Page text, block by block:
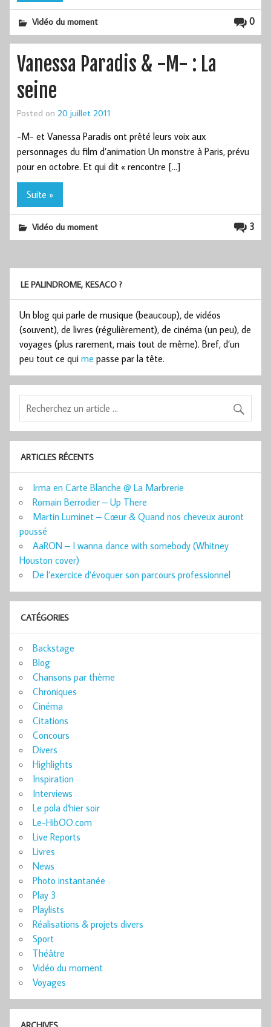
0
Vidéo du moment
Vanessa Paradis & -M- : La
seine
Posted on 20 juillet 2011
-M- et Vanessa Paradis ont prêté leurs voix aux
personnages du film d’animation Un monstre à Paris, prévu
pour en octobre. Et qui dit « rencontre […]
Suite »
3
Vidéo du moment
LE PALINDROME, KESACO ?
Un blog qui parle de musique (beaucoup), de vidéos
(souvent), de livres (régulièrement), de cinéma (un peu), de
voyages (plus rarement, mais tout de même). Bref, d’un
peu tout ce qui me passe par la tête.
ARTICLES RÉCENTS
Irma en Carte Blanche @ La Marbrerie
Romain Berrodier – Up There
Martin Luminet – Cœur & Quand nos cheveux auront
poussé
AaRON – I wanna dance with somebody (Whitney
Houston cover)
De l’exercice d’évoquer son parcours professionnel
CATÉGORIES
Backstage
Blog
Chansons par thème
Chroniques
Cinéma
Citations
Concours
Divers
Highlights
Inspiration
Interviews
Le pola d'hier soir
Le-HibOO.com
Live Reports
Livres
News
Photo instantanée
Play 3
Playlists
Réalisations & projets divers
Sport
Théâtre
Vidéo du moment
Voyages